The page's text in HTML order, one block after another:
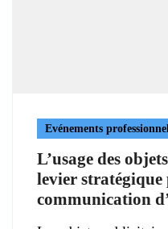
Evénements
L’usage des
levier
communication